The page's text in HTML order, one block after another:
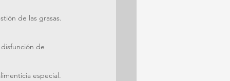
de las grasas.
de
especial.